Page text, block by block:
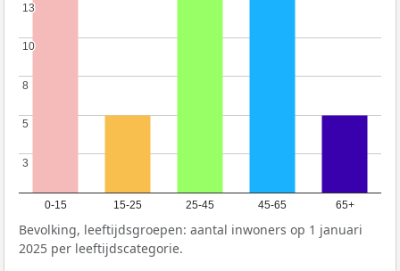
0-15 15-25 25-45 45-65 65+
3
3
5
5
8
8
10
10
13
13
Bevolking, leeftijdsgroepen: aantal inwoners op 1 januari
2025 per leeftijdscategorie.